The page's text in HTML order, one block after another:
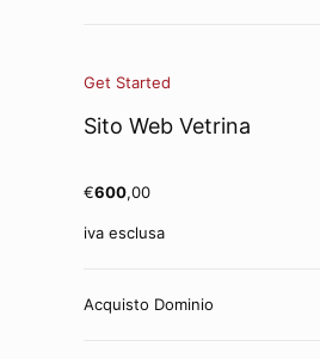
Get Started
Sito Web Vetrina
€600,00
iva esclusa
Acquisto Dominio